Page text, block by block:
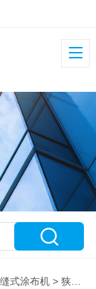
式涂布机 > 狭缝式涂布试验机